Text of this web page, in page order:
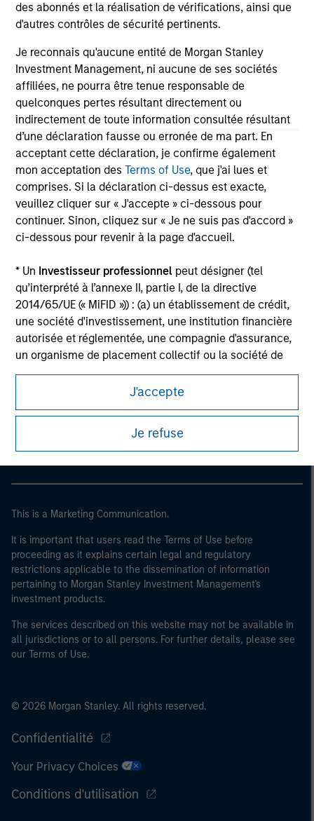
des abonnés et la réalisation de vérifications, ainsi que
d'autres contrôles de sécurité pertinents.
Je reconnais qu'aucune entité de Morgan Stanley
Investment Management, ni aucune de ses sociétés
affiliées, ne pourra être tenue responsable de
quelconques pertes résultant directement ou
indirectement de toute information consultée résultant
d’une déclaration fausse ou erronée de ma part. En
acceptant cette déclaration, je confirme également
mon acceptation desTerms of Use, que j'ai lues et
comprises. Si la déclaration ci-dessus est exacte,
veuillez cliquer sur « J'accepte » ci-dessous pour
continuer. Sinon, cliquez sur « Je ne suis pas d'accord »
ci-dessous pour revenir à la page d'accueil.
* Un Investisseur professionnel peut désigner (tel
qu’interprété à l’annexe II, partie I, de la directive
2014/65/UE (« MiFID »)) : (a) un établissement de crédit,
une société d'investissement, une institution financière
autorisée et réglementée, une compagnie d'assurance,
un organisme de placement collectif ou la société de
gestion de cet organisme, un fonds de pension ou la
société de gestion de ce fonds, une société de
institutionnel, qui devra être agréé(e) ou réglementé(e)
pour opérer sur les marchés financiers ; (b) une grande
20 millions d'euros, (ii) un chiffre d’affaires net de
40 millions d'euros ou (iii) 2 millions d'euros de fonds
propres, entité agissant pour son propre compte ; ou (c)
un gouvernement national ou régional, y compris les
organismes publics qui gèrent de la dette publique au
niveau national ou régional, les banques centrales, les
institutions internationales et supranationales comme
la Banque Mondiale, le FMI, la BCE, la BEI et d'autres
organisations internationales similaires agissant pour
leur propre compte.
peut ne pas être définie par l'autorité de réglementation
J'accepte
Je refuse
The information on this page is for informational
purposes only. The information contained herein does
not constitute and should not be construed as an
offering of advisory services or an offer to sell or a
solicitation of an offer to buy any securities in any
jurisdiction in which such offer or solicitation,
purchase or sale would be unlawful under the
securities, insurance or other laws of such jurisdiction.
All investing involves risks, including a loss of principal.
Please refer to the strategy detail page for important
information on the strategy, including additional risk
considerations.
This is a Marketing Communication.
It is important that users read the Terms of Use before
proceeding as it explains certain legal and regulatory
restrictions applicable to the dissemination of information
pertaining to Morgan Stanley Investment Management's
investment products.
The services described on this website may not be available in
all jurisdictions or to all persons. For further details, please see
our Terms of Use.
© 2026 Morgan Stanley. All rights reserved.
Confidentialité
Your Privacy Choices
Conditions d'utilisation